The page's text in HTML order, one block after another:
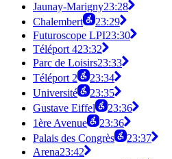
Jaunay-Marigny23:28
Chalembert
23:29
Futuroscope LPI23:30
Téléport 423:32
Parc de Loisirs23:33
Téléport 2
23:34
Université
23:35
Gustave Eiffel
23:36
1ère Avenue
23:36
Palais des Congrès
23:37
Arena23:42